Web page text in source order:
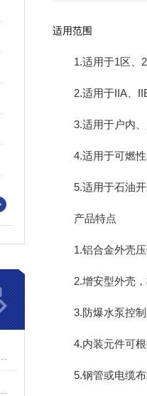
适用范围
1.适用于1区、2
2.适用于IIA、IIB
3.适用于户内、
4.适用于可燃性
5.适用于石油开
产品特点
1.铝合金外壳压
2.增安型外壳，
3.防爆水泵控制
4.内装元件可根
5.钢管或电缆布